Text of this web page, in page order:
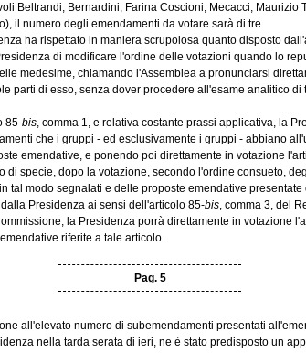
Beltrandi, Bernardini, Farina Coscioni, Mecacci, Maurizio
il numero degli emendamenti da votare sarà di tre.
ha rispettato in maniera scrupolosa quanto disposto
di modificare l'ordine delle votazioni quando lo
medesime, chiamando l'Assemblea a pronunciarsi
parti di esso, senza dover procedere all'esame analitico di
85-bis, comma 1, e relativa costante prassi applicativa, la
che i gruppi - ed esclusivamente i gruppi - abbiano
emendative, e ponendo poi direttamente in votazione
di specie, dopo la votazione, secondo l'ordine consueto,
tal modo segnalati e delle proposte emendative
Presidenza ai sensi dell'articolo 85-bis, comma 3, del
la Presidenza porrà direttamente in votazione
riferite a tale articolo.
Pag. 5
all'elevato numero di subemendamenti presentati
nella tarda serata di ieri, ne è stato predisposto un